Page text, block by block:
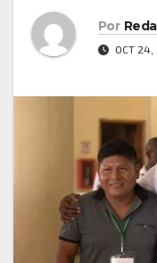
Por
OCT